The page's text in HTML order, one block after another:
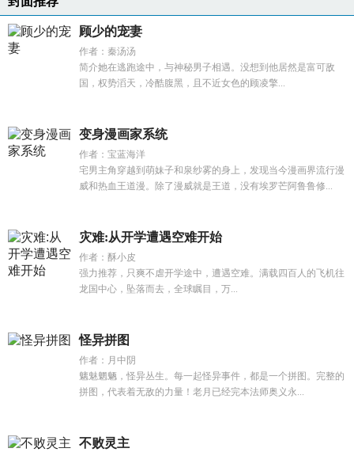
顾少的宠妻
作者：秦汤汤
简介她在逃跑途中，与神秘男子相遇。没想到他居然是富可敌
国，权势滔天，冷酷腹黑，且不近女色的顾凌擎...
变身漫画家系统
作者：宝蓝海洋
宅男主角穿越到萌妹子和泉纱雾的身上，发现当今漫画界流行漫
威和热血王道漫。除了漫威就是王道，没有埃罗芒阿鲁鲁修...
灾难:从开学遭遇空难开始
作者：酥小皮
强力推荐，只爽不虐开学途中，遭遇空难。满载四百人的飞机往
龙国中心，坠落而去，全球瞩目，万...
怪异拼图
作者：月中阴
魑魅魍魉，怪异丛生。每一起怪异事件，都是一个拼图。完整的
拼图，代表着无敌的力量！老月已经完本法师奥义永...
不败灵主